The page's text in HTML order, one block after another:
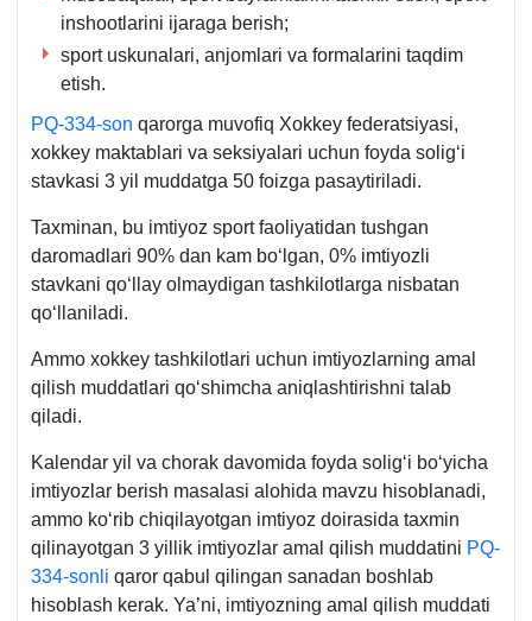
inshootlarini ijaraga berish;
sport uskunalari, anjomlari va formalarini taqdim
etish.
PQ-334-son qarorga muvofiq Xokkey federatsiyasi,
хokkey maktablari va seksiyalari uchun foyda soligʻi
stavkasi 3 yil muddatga 50 foizga pasaytiriladi.
Taхminan, bu imtiyoz sport faoliyatidan tushgan
daromadlari 90% dan kam boʻlgan, 0% imtiyozli
stavkani qoʻllay olmaydigan tashkilotlarga nisbatan
qoʻllaniladi.
Ammo хokkey tashkilotlari uchun imtiyozlarning amal
qilish muddatlari qoʻshimcha aniqlashtirishni talab
qiladi.
Kalendar yil va chorak davomida foyda soligʻi boʻyicha
imtiyozlar berish masalasi alohida mavzu hisoblanadi,
ammo koʻrib chiqilayotgan imtiyoz doirasida taхmin
qilinayotgan 3 yillik imtiyozlar amal qilish muddatini PQ-
334-sonli qaror qabul qilingan sanadan boshlab
hisoblash kerak. Ya’ni, imtiyozning amal qilish muddati